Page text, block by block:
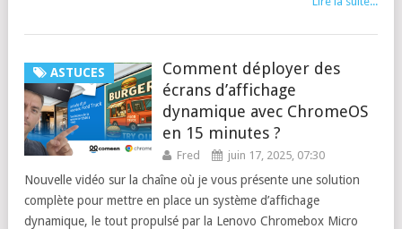
ASTUCES
Comment déployer des
écrans d’affichage
dynamique avec ChromeOS
en 15 minutes ?
Fred juin 17, 2025, 07:30
Nouvelle vidéo sur la chaîne où je vous présente une solution
complète pour mettre en place un système d’affichage
dynamique, le tout propulsé par la Lenovo Chromebox Micro